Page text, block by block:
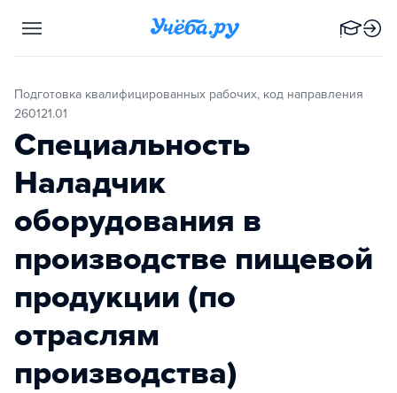
Подготовка квалифицированных рабочих, код направления
260121.01
Специальность
Наладчик
оборудования в
производстве пищевой
продукции (по
отраслям
производства)